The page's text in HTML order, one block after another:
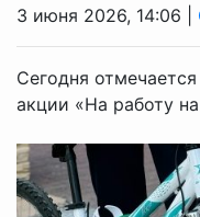
3 июня 2026, 14:06 |
Сегодня
акции «На работу